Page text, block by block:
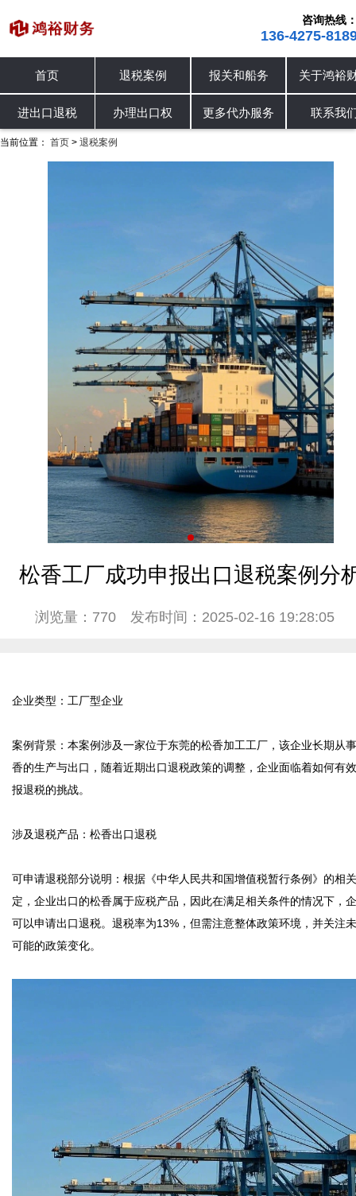
咨询热线
136-4275-
退税案例
办理出口权
报关和船务
更多代办服务
关于鸿裕财税
联系我们
新
进出口退税 退税案例 办理出口权
当前位置： 首页 > 退税案例
松香工厂成功申报出口退税案例分
浏览量：770 发布时间：2025-02-16 19:28:05
企业类型：工厂型企业
案例背景：本案例涉及一家位于东莞的松香加工工厂，该企业长期从
香的生产与出口，随着近期出口退税政策的调整，企业面临着如何有
报退税的挑战。
涉及退税产品：松香出口退税
可申请退税部分说明：根据《中华人民共和国增值税暂行条例》的相
定，企业出口的松香属于应税产品，因此在满足相关条件的情况下，
可以申请出口退税。退税率为13%，但需注意整体政策环境，并关注
可能的政策变化。